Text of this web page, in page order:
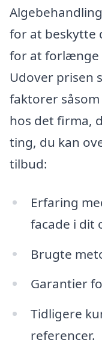
for at beskytte
for at forlænge
Udover prisen
faktorer
hos det firma,
ting, du kan
tilbud:
Erfaring
facade i dit
Brugte
Garantier
Tidligere
referencer.